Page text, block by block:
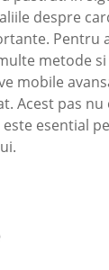
despre
Pentru
metode
mobile
Acest pas
esential